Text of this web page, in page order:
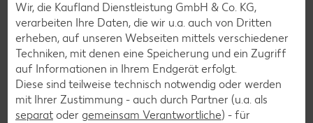
Muffin-Rezepte
Apfelkuchen-Rezepte
Schokokuchen-Rezepte
Torten-Rezepte
Wir, die Kaufland Dienstleistung GmbH & Co. KG,
verarbeiten Ihre Daten, die wir u.a. auch von Dritten
erheben, auf unseren Webseiten mittels verschiedener
Techniken, mit denen eine Speicherung und ein Zugriff
auf Informationen in Ihrem Endgerät erfolgt.
Diese sind teilweise technisch notwendig oder werden
mit Ihrer Zustimmung - auch durch Partner (u.a. als
separat oder gemeinsam Verantwortliche) - für